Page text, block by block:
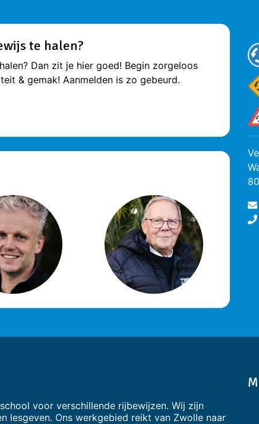
te halen?
Dan zit je hier goed! Begin zorgeloos
& gemak! Aanmelden is zo gebeurd.
voor verschillende rijbewijzen. Wij zijn
lesgeven. Ons werkgebied reikt van Zwolle naar